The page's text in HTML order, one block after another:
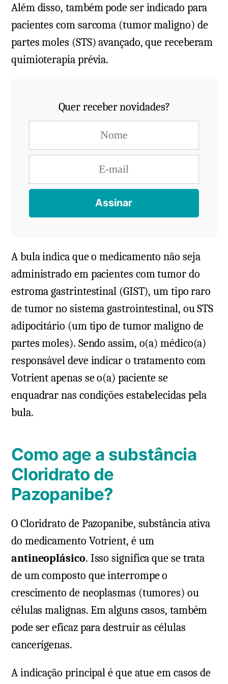
Além disso, também pode ser indicado para
pacientes com sarcoma (tumor maligno) de
partes moles (STS) avançado, que receberam
quimioterapia prévia.
Quer receber novidades?
A bula indica que o medicamento não seja
administrado em pacientes com tumor do
estroma gastrintestinal (GIST), um tipo raro
de tumor no sistema gastrointestinal, ou STS
adipocitário (um tipo de tumor maligno de
partes moles). Sendo assim, o(a) médico(a)
responsável deve indicar o tratamento com
Votrient apenas se o(a) paciente se
enquadrar nas condições estabelecidas pela
bula.
Como age a substância
Cloridrato de
Pazopanibe?
O Cloridrato de Pazopanibe, substância ativa
do medicamento Votrient, é um
antineoplásico. Isso significa que se trata
de um composto que interrompe o
crescimento de neoplasmas (tumores) ou
células malignas. Em alguns casos, também
pode ser eficaz para destruir as células
cancerígenas.
A indicação principal é que atue em casos de